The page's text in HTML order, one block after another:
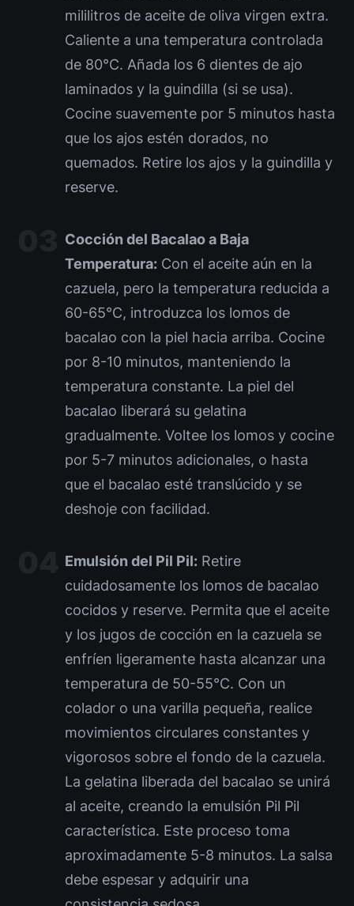
mililitros de aceite de oliva virgen extra.
Caliente a una temperatura controlada
de 80°C. Añada los 6 dientes de ajo
laminados y la guindilla (si se usa).
Cocine suavemente por 5 minutos hasta
que los ajos estén dorados, no
quemados. Retire los ajos y la guindilla y
reserve.
Cocción del Bacalao a Baja
Temperatura: Con el aceite aún en la
cazuela, pero la temperatura reducida a
60-65°C, introduzca los lomos de
bacalao con la piel hacia arriba. Cocine
por 8-10 minutos, manteniendo la
temperatura constante. La piel del
bacalao liberará su gelatina
gradualmente. Voltee los lomos y cocine
por 5-7 minutos adicionales, o hasta
que el bacalao esté translúcido y se
deshoje con facilidad.
Emulsión del Pil Pil: Retire
cuidadosamente los lomos de bacalao
cocidos y reserve. Permita que el aceite
y los jugos de cocción en la cazuela se
enfríen ligeramente hasta alcanzar una
temperatura de 50-55°C. Con un
colador o una varilla pequeña, realice
movimientos circulares constantes y
vigorosos sobre el fondo de la cazuela.
La gelatina liberada del bacalao se unirá
al aceite, creando la emulsión Pil Pil
característica. Este proceso toma
aproximadamente 5-8 minutos. La salsa
debe espesar y adquirir una